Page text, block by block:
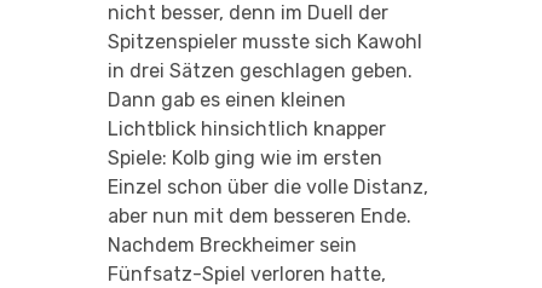
nicht besser, denn im Duell der
Spitzenspieler musste sich Kawohl
in drei Sätzen geschlagen geben.
Dann gab es einen kleinen
Lichtblick hinsichtlich knapper
Spiele: Kolb ging wie im ersten
Einzel schon über die volle Distanz,
aber nun mit dem besseren Ende.
Nachdem Breckheimer sein
Fünfsatz-Spiel verloren hatte,